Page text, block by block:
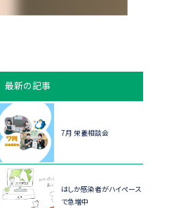
最新の記事
7月 栄養相談会
はしか感染者がハイペース
で急増中